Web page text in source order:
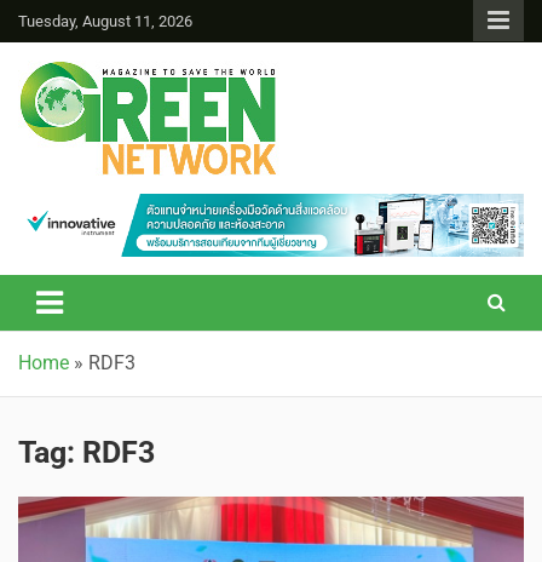
Tuesday, August 11, 2026
Green Network
Home » RDF3
Tag: RDF3